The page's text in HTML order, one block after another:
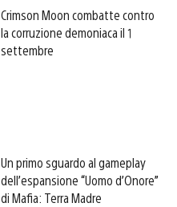
Crimson Moon combatte contro
la corruzione demoniaca il 1
settembre
Un primo sguardo al gameplay
dell’espansione “Uomo d’Onore”
di Mafia: Terra Madre